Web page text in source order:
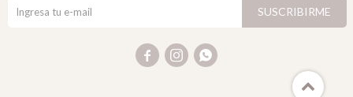
SUSCRIBIRME
  